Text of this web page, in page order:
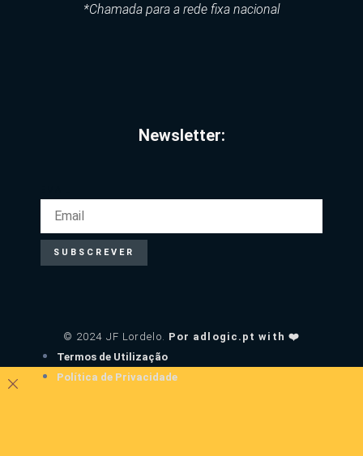
*Chamada para a rede fixa nacional
Newsletter:
SUBSCREVER
© 2024 JF Lordelo. Por adlogic.pt with ❤️
Termos de Utilização
Política de Privacidade